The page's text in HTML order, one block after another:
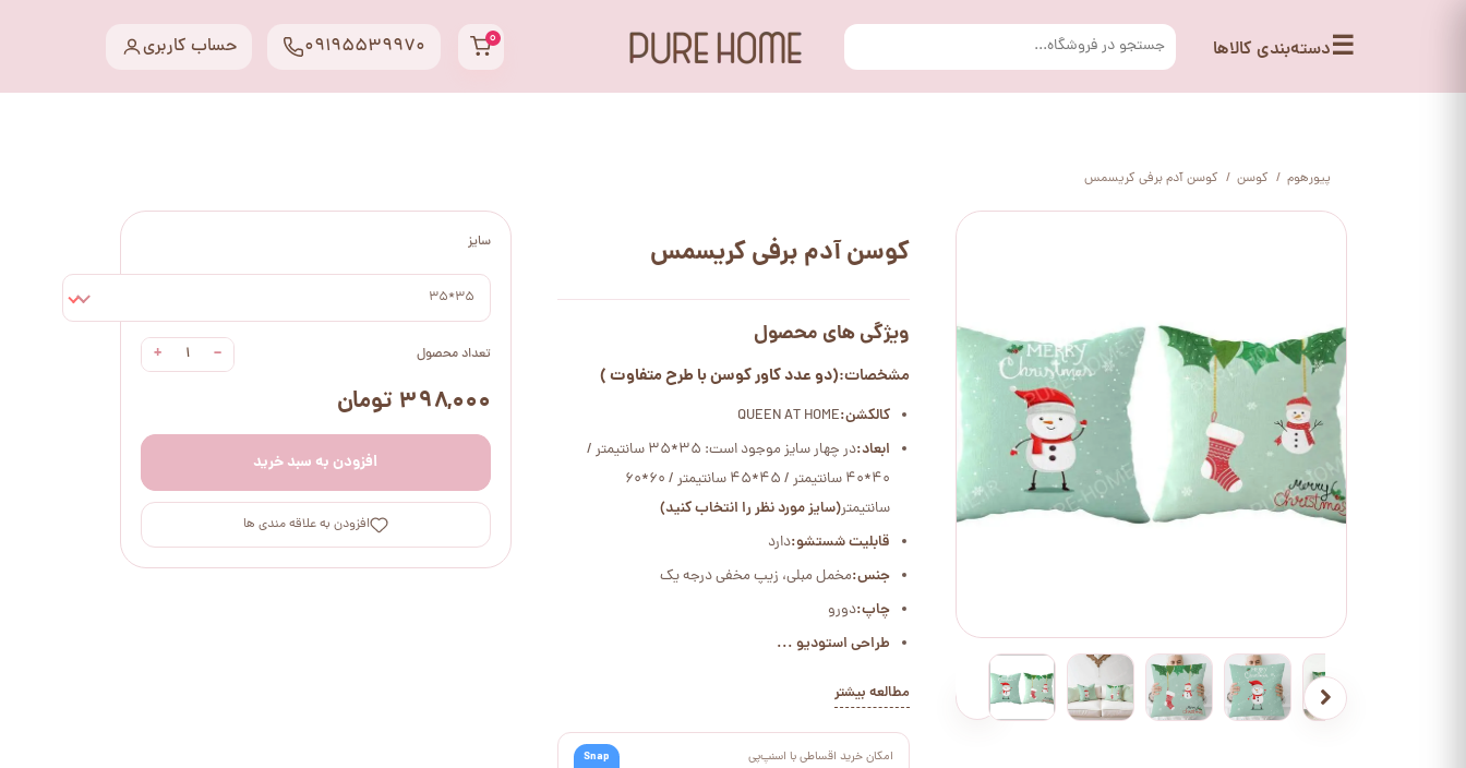
☰دسته‌بندی کالاها ۰ حساب کاربری 09195539970
پیورهوم کوسن کوسن آدم برفی کریسمس
سایز
35*35
تعداد محصول −
+
۳۹۸,۰۰۰ تومان
افزودن به سبد خرید
افزودن به علاقه مندی ها
کوسن آدم برفی کریسمس
ویژگی های محصول
مشخصات:(دو عدد کاور کوسن با طرح متفاوت )
کالکشن:QUEEN AT HOME
ابعاد:
در چهار سایز موجود است: 35*35 سانتیمتر /
40*40 سانتیمتر / 45*45 سانتیمتر / 60*60
سانتیمتر(سایز مورد نظر را انتخاب کنید)
قابلیت شستشو:دارد
جنس:مخمل مبلی، زیپ مخفی درجه یک
چاپ:دورو
طراحی استودیو ...
مطالعه بیشتر
امکان خرید اقساطی با اسنپ‌پی
Snap